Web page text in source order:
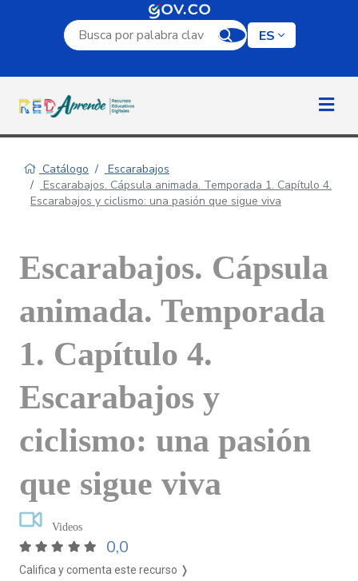
Campo de búsqueda por palabra clave
ES
Catálogo
Escarabajos
Escarabajos. Cápsula animada. Temporada 1. Capítulo 4.
Escarabajos y ciclismo: una pasión que sigue viva
Escarabajos. Cápsula
animada. Temporada
1. Capítulo 4.
Escarabajos y
ciclismo: una pasión
que sigue viva
Videos
0,0
Califica y comenta este recurso ❭